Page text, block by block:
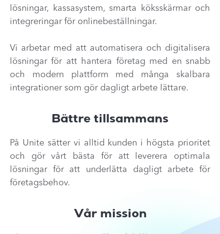
lösningar, kassasystem, smarta köksskärmar och
integreringar för onlinebeställningar.
Vi arbetar med att automatisera och digitalisera
lösningar för att hantera företag med en snabb
och modern plattform med många skalbara
integrationer som gör dagligt arbete lättare.
Bättre tillsammans
På Unite sätter vi alltid kunden i högsta prioritet
och gör vårt bästa för att leverera optimala
lösningar för att underlätta dagligt arbete för
företagsbehov.
Vår mission